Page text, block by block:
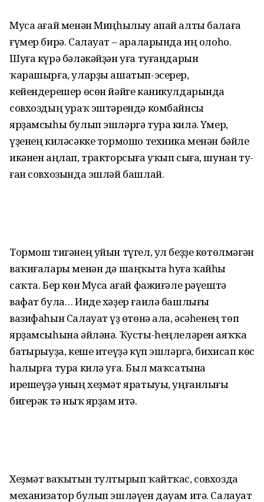
Муса ағай менән Миңһылыу апай алты балаға
ғүмер бирә. Салауат – араларында иң оло­һо.
Шуға күрә бәләкәйҙән уға туғандарын
ҡарашырға, уларҙы ашатып-эсерер,
кейендерешер өсөн йәйге каникулдарында
совхоздың ураҡ эштәрендә комбайнсы
ярҙамсыһы булып эш­ләр­гә тура килә. Үҫмер,
үҙенең ки­ләсәкке тормошо техника ме­нән бәйле
икәнен аңлап, трак­торсыға уҡып сыға, шунан ту­
ған совхозында эшләй башлай.
Тормош тигәнең уйын түгел, ул беҙҙе көтөлмәгән
ваҡиғалары менән дә шаңҡыта һуға ҡайһы
саҡта. Бер көн Муса ағай фажиғәле рәүештә
вафат була… Инде хәҙер ғаилә баш­лығы
вазифаһын Салауат үҙ өҫтөнә ала, әсәһенең төп
ярҙам­сыһына әйләнә. Ҡусты-һең­леләрен аяҡҡа
баҫтырыуҙа, кеше итеүҙә күп эшләргә, бихисап көс
һалырға тура килә уға. Был маҡсатына
ирешеүҙә уның хеҙмәт яратыуы, уңғанлығы
бигерәк тә ныҡ ярҙам итә.
Хеҙмәт ваҡытын тултырып ҡайтҡас, совхозда
механизатор булып эшләүен дауам итә. Салауат